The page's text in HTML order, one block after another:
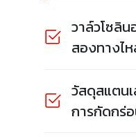
วาล์วโซลิ
สองทางไ
วัสดุสแตน
การกัดกร่